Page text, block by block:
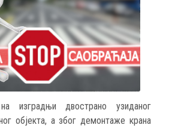
изградњи двострано узиданог
објекта, а због демонтаже крана